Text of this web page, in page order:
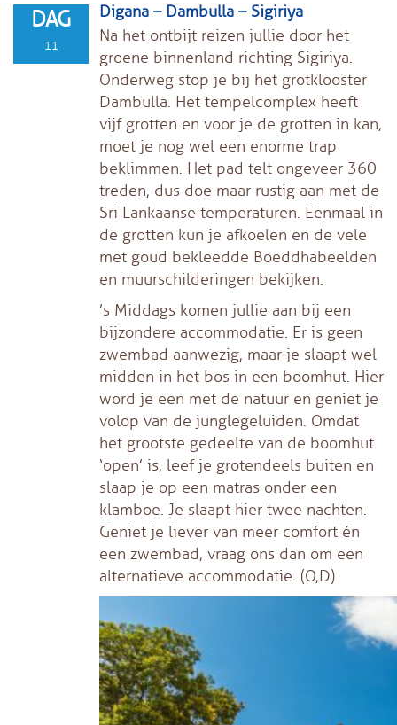
DAG
11
Digana – Dambulla – Sigiriya
Na het ontbijt reizen jullie door het
groene binnenland richting Sigiriya.
Onderweg stop je bij het grotklooster
Dambulla. Het tempelcomplex heeft
vijf grotten en voor je de grotten in kan,
moet je nog wel een enorme trap
beklimmen. Het pad telt ongeveer 360
treden, dus doe maar rustig aan met de
Sri Lankaanse temperaturen. Eenmaal in
de grotten kun je afkoelen en de vele
met goud bekleedde Boeddhabeelden
en muurschilderingen bekijken.
’s Middags komen jullie aan bij een
bijzondere accommodatie. Er is geen
zwembad aanwezig, maar je slaapt wel
midden in het bos in een boomhut. Hier
word je een met de natuur en geniet je
volop van de junglegeluiden. Omdat
het grootste gedeelte van de boomhut
‘open’ is, leef je grotendeels buiten en
slaap je op een matras onder een
klamboe. Je slaapt hier twee nachten.
Geniet je liever van meer comfort én
een zwembad, vraag ons dan om een
alternatieve accommodatie. (O,D)